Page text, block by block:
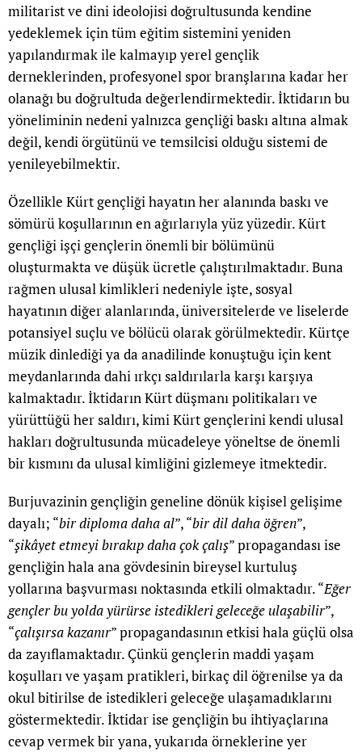
militarist ve dini ideolojisi doğrultusunda kendine
yedeklemek için tüm eğitim sistemini yeniden
yapılandırmak ile kalmayıp yerel gençlik
derneklerinden, profesyonel spor branşlarına kadar her
olanağı bu doğrultuda değerlendirmektedir. İktidarın bu
yöneliminin nedeni yalnızca gençliği baskı altına almak
değil, kendi örgütünü ve temsilcisi olduğu sistemi de
yenileyebilmektir.
Özellikle Kürt gençliği hayatın her alanında baskı ve
sömürü koşullarının en ağırlarıyla yüz yüzedir. Kürt
gençliği işçi gençlerin önemli bir bölümünü
oluşturmakta ve düşük ücretle çalıştırılmaktadır. Buna
rağmen ulusal kimlikleri nedeniyle işte, sosyal
hayatının diğer alanlarında, üniversitelerde ve liselerde
potansiyel suçlu ve bölücü olarak görülmektedir. Kürtçe
müzik dinlediği ya da anadilinde konuştuğu için kent
meydanlarında dahi ırkçı saldırılarla karşı karşıya
kalmaktadır. İktidarın Kürt düşmanı politikaları ve
yürüttüğü her saldırı, kimi Kürt gençlerini kendi ulusal
hakları doğrultusunda mücadeleye yöneltse de önemli
bir kısmını da ulusal kimliğini gizlemeye itmektedir.
Burjuvazinin gençliğin geneline dönük kişisel gelişime
dayalı; “bir diploma daha al”, “bir dil daha öğren”,
“şikâyet etmeyi bırakıp daha çok çalış” propagandası ise
gençliğin hala ana gövdesinin bireysel kurtuluş
yollarına başvurması noktasında etkili olmaktadır. “Eğer
gençler bu yolda yürürse istedikleri geleceğe ulaşabilir”,
“çalışırsa kazanır” propagandasının etkisi hala güçlü olsa
da zayıflamaktadır. Çünkü gençlerin maddi yaşam
koşulları ve yaşam pratikleri, birkaç dil öğrenilse ya da
okul bitirilse de istedikleri geleceğe ulaşamadıklarını
göstermektedir. İktidar ise gençliğin bu ihtiyaçlarına
cevap vermek bir yana, yukarıda örneklerine yer